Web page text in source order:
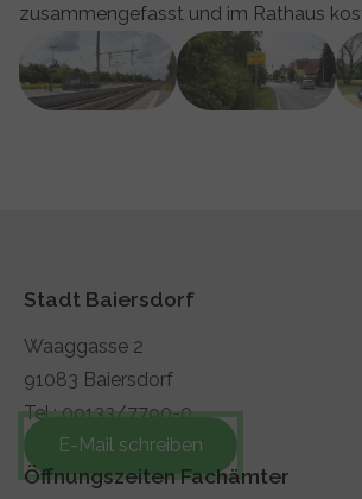
Show larger versionShow larger version
zusammengefasst und im Rathaus
Stadt Baiersdorf
Waaggasse 2
91083 Baiersdorf
Tel.: 09133/7790-0
E-Mail schreiben
Öffnungszeiten Fachämter